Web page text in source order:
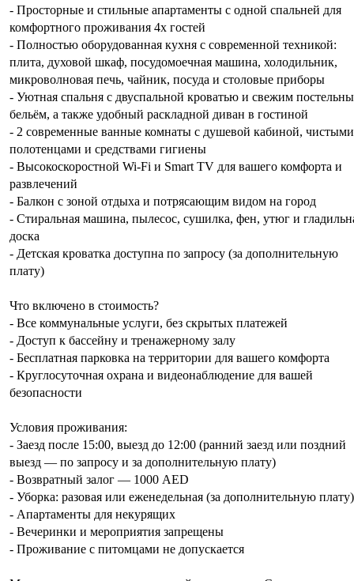
- Просторные и стильные апартаменты с одной спальней для
комфортного проживания 4х гостей
- Полностью оборудованная кухня с современной техникой:
плита, духовой шкаф, посудомоечная машина, холодильник,
микроволновая печь, чайник, посуда и столовые приборы
- Уютная спальня с двуспальной кроватью и свежим
бельём, а также удобный раскладной диван в гостиной
- 2 современные ванные комнаты с душевой кабиной, чистыми
полотенцами и средствами гигиены
- Высокоскоростной Wi-Fi и Smart TV для вашего комфорта и
развлечений
- Балкон с зоной отдыха и потрясающим видом на город
- Стиральная машина, пылесос, сушилка, фен, утюг и
доска
- Детская кроватка доступна по запросу (за дополнительную
плату)
Что включено в стоимость?
- Все коммунальные услуги, без скрытых платежей
- Доступ к бассейну и тренажерному залу
- Бесплатная парковка на территории для вашего комфорта
- Круглосуточная охрана и видеонаблюдение для вашей
безопасности
Условия проживания:
- Заезд после 15:00, выезд до 12:00 (ранний заезд или поздний
выезд — по запросу и за дополнительную плату)
- Возвратный залог — 1000 AED
- Уборка: разовая или еженедельная (за дополнительную плату)
- Апартаменты для некурящих
- Вечеринки и мероприятия запрещены
- Проживание с питомцами не допускается